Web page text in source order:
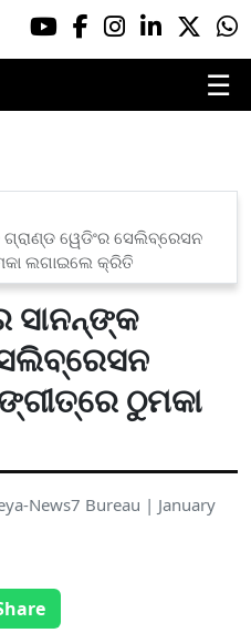
☰
ୱେଡିଂର ସେଲିବ୍ରେସନ
ଲଗାଇଲେ କ୍ରିତି
ଠୁମକା
News7 Bureau | January